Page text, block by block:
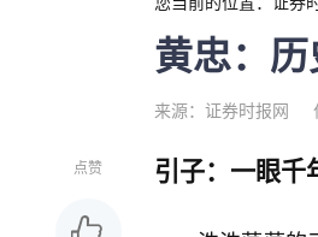
黄忠：
来源：证券时报网
点赞 引子：一眼千